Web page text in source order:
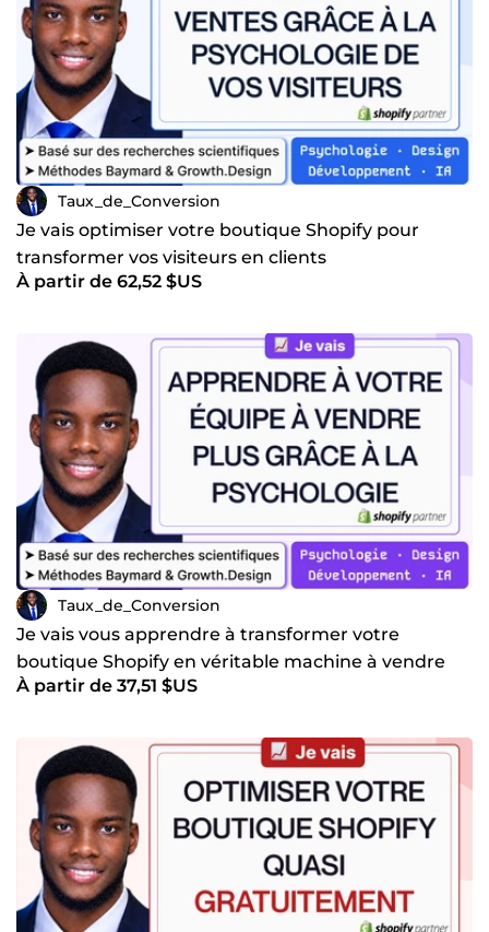
Growth.Design.
Mon objectif est simple : augmenter la probabilité qu'un
visiteur comprenne votre offre, vous fasse confiance et
passe à l'action. Que ce soit sur une landing page, un
tunnel de vente ou une boutique e-commerce complète.
⭐️ Une question sur votre projet ? Envoyez-moi un
message — je vous réponds rapidement.
Taux_de_Conversion
Je vais optimiser votre boutique Shopify pour
transformer vos visiteurs en clients
À partir de 62,52 $US
Taux_de_Conversion
Je vais vous apprendre à transformer votre
boutique Shopify en véritable machine à vendre
À partir de 37,51 $US